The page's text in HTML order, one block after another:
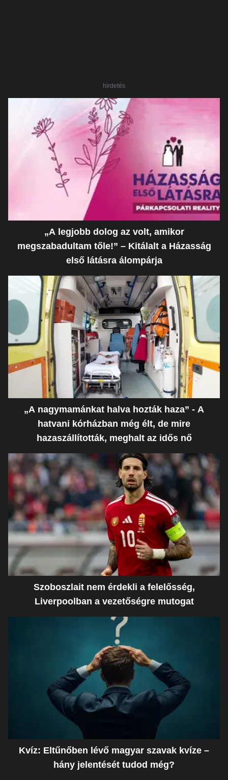
hirdetés
„A legjobb dolog az volt, amikor
megszabadultam tőle!” – Kitálalt a Házasság
első látásra álompárja
„A nagymamánkat halva hozták haza” - A
hatvani kórházban még élt, de mire
hazaszállították, meghalt az idős nő
Szoboszlait nem érdekli a felelősség,
Liverpoolban a vezetőségre mutogat
Kvíz: Eltűnőben lévő magyar szavak kvíze –
hány jelentését tudod még?